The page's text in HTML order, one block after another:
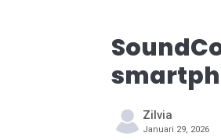
Zilvia
Januari 29, 2026